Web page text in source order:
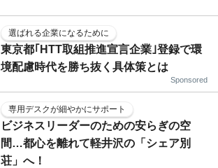
選ばれる企業になるために
東京都｢HTT取組推進宣言企業｣登録で環
境配慮時代を勝ち抜く具体策とは
Sponsored
専用デスクが細やかにサポート
ビジネスリーダーのための安らぎの空
間…都心を離れて軽井沢の「シェア別
荘」へ！